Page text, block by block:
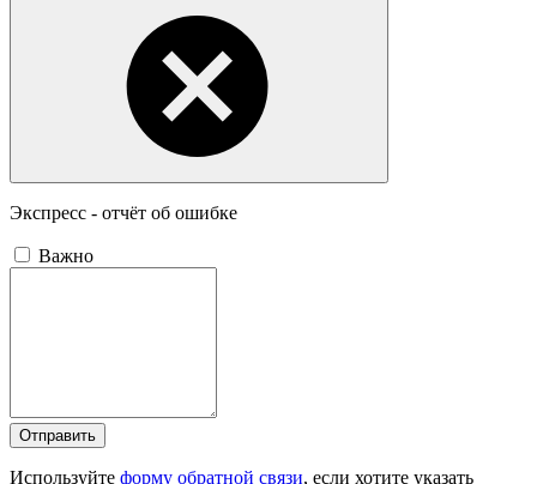
Экспресс - отчёт об ошибке
Важно
Отправить
Используйте форму обратной связи, если хотите указать